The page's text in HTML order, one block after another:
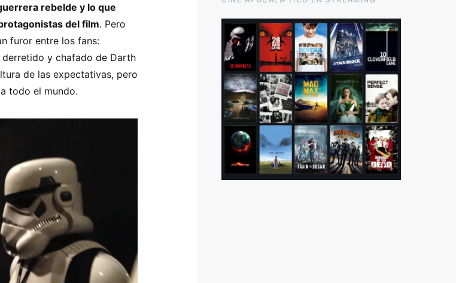
rebelde y lo que
del film. Pero
furor entre los fans:
y chafado de Darth
de las expectativas, pero
todo el mundo.